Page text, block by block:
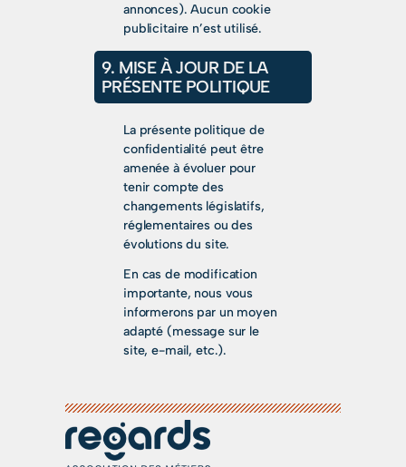
annonces). Aucun cookie
publicitaire n’est utilisé.
9. MISE À JOUR DE LA
PRÉSENTE POLITIQUE
La présente politique de
confidentialité peut être
amenée à évoluer pour
tenir compte des
changements législatifs,
réglementaires ou des
évolutions du site.
En cas de modification
importante, nous vous
informerons par un moyen
adapté (message sur le
site, e-mail, etc.).